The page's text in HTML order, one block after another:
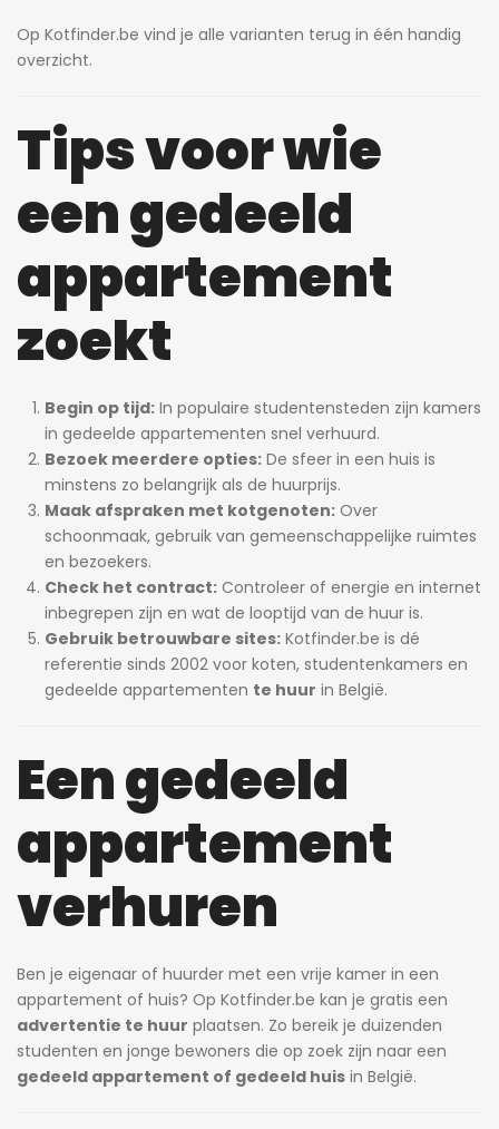
Op Kotfinder.be vind je alle varianten terug in één handig
overzicht.
Tips voor wie
een gedeeld
appartement
zoekt
Begin op tijd: In populaire studentensteden zijn kamers
in gedeelde appartementen snel verhuurd.
Bezoek meerdere opties: De sfeer in een huis is
minstens zo belangrijk als de huurprijs.
Maak afspraken met kotgenoten: Over
schoonmaak, gebruik van gemeenschappelijke ruimtes
en bezoekers.
Check het contract: Controleer of energie en internet
inbegrepen zijn en wat de looptijd van de huur is.
Gebruik betrouwbare sites: Kotfinder.be is dé
referentie sinds 2002 voor koten, studentenkamers en
gedeelde appartementen te huur in België.
Een gedeeld
appartement
verhuren
Ben je eigenaar of huurder met een vrije kamer in een
appartement of huis? Op Kotfinder.be kan je gratis een
advertentie te huur plaatsen. Zo bereik je duizenden
studenten en jonge bewoners die op zoek zijn naar een
gedeeld appartement of gedeeld huis in België.